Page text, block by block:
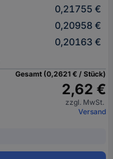
0,21755 €
0,20958 €
0,20163 €
Gesamt (0,2621 € / Stück)
2,62 €
zzgl. MwSt.
Versand